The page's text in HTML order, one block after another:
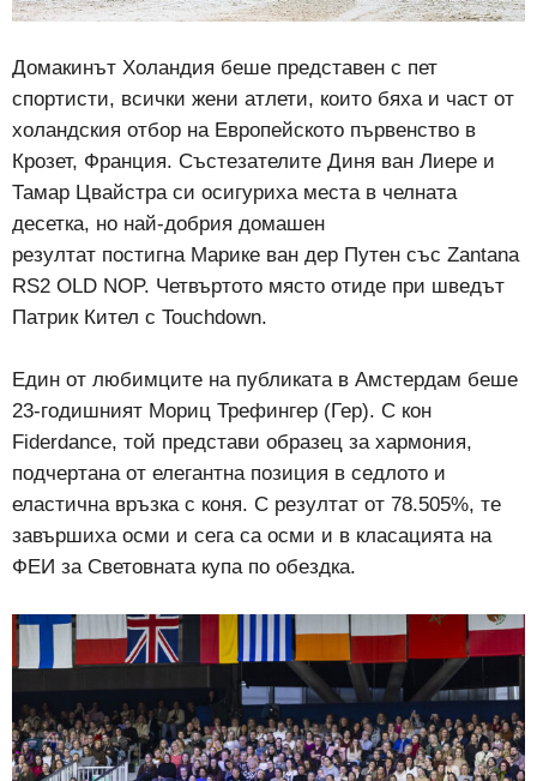
Домакинът Холандия беше представен с пет
спортисти, всички жени атлети, които бяха и част от
холандския отбор на Европейското първенство в
Крозет, Франция. Състезателите Диня ван Лиере и
Тамар Цвайстра си осигуриха места в челната
десетка, но най-добрия домашен
резултат постигна Марике ван дер Путен със Zantana
RS2 OLD NOP. Четвъртото място отиде при шведът
Патрик Кител с Touchdown.
Един от любимците на публиката в Амстердам беше
23-годишният Мориц Трефингер (Гер). С кон
Fiderdance, той представи образец за хармония,
подчертана от елегантна позиция в седлото и
еластична връзка с коня. С резултат от 78.505%, те
завършиха осми и сега са осми и в класацията на
ФЕИ за Световната купа по обездка.